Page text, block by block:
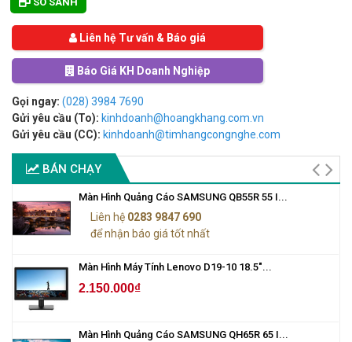
Liên hệ Tư vấn & Báo giá
Báo Giá KH Doanh Nghiệp
Gọi ngay: (028) 3984 7690
Gửi yêu cầu (To): kinhdoanh@hoangkhang.com.vn
Gửi yêu cầu (CC): kinhdoanh@timhangcongnghe.com
BÁN CHẠY
Màn Hình Quảng Cáo SAMSUNG QB55R 55 I...
Liên hệ 0283 9847 690
để nhận báo giá tốt nhất
Màn Hình Máy Tính Lenovo D19-10 18.5"...
2.150.000₫
Màn Hình Quảng Cáo SAMSUNG QH65R 65 I...